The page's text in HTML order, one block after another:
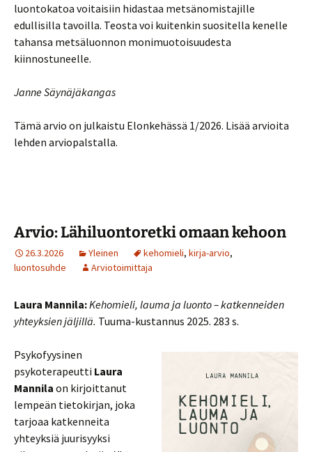
luontokatoa voitaisiin hidastaa metsänomistajille
edullisilla tavoilla. Teosta voi kuitenkin suositella kenelle
tahansa metsäluonnon monimuotoisuudesta
kiinnostuneelle.
Janne Säynäjäkangas
Tämä arvio on julkaistu Elonkehässä 1/2026. Lisää arvioita
lehden arviopalstalla.
Arvio: Lähiluontoretki omaan kehoon
26.3.2026 Yleinen kehomieli, kirja-arvio,
luontosuhde
Arviotoimittaja
Laura Mannila:Kehomieli, lauma ja luonto – katkenneiden
yhteyksien jäljillä. Tuuma-kustannus 2025. 283 s.
Psykofyysinen
psykoterapeutti Laura
Mannila on kirjoittanut
lempeän tietokirjan, joka
tarjoaa katkenneita
yhteyksiä juurisyyksi